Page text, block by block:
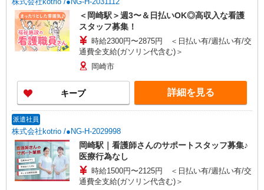
＜岡崎駅＞週3〜＆日払いOK◎高収入な看護
スタッフ募集！
時給2300円〜2875円 ＜日払い有/週払い有/交
通費全支給(ガソリン代含む)＞
岡崎市
キープ 詳細を見る
派遣社員
株式会社kotrio /●NG-H-2029998
岡崎駅｜看護師さんのサポートスタッフ募集♪
医療行為なし
時給1500円〜2125円 ＜日払い有/週払い有/交
通費全支給(ガソリン代含む)＞